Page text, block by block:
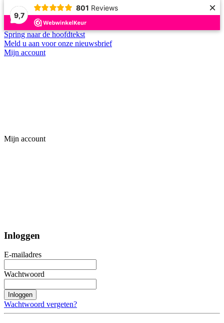
9,7
801 Reviews ×
Spring naar de hoofdtekst
Meld u aan voor onze nieuwsbrief
Mijn account
Mijn account
Inloggen
E-mailadres
Wachtwoord
Inloggen
Wachtwoord vergeten?